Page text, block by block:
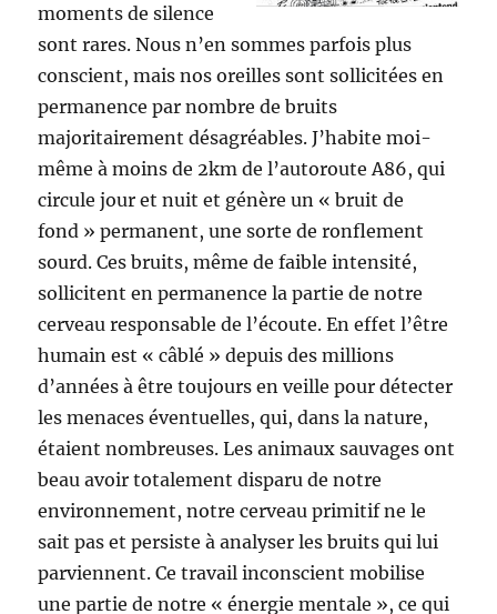
moments de silence
sont rares. Nous n’en sommes parfois plus
conscient, mais nos oreilles sont sollicitées en
permanence par nombre de bruits
majoritairement désagréables. J’habite moi-
même à moins de 2km de l’autoroute A86, qui
circule jour et nuit et génère un « bruit de
fond » permanent, une sorte de ronflement
sourd. Ces bruits, même de faible intensité,
sollicitent en permanence la partie de notre
cerveau responsable de l’écoute. En effet l’être
humain est « câblé » depuis des millions
d’années à être toujours en veille pour détecter
les menaces éventuelles, qui, dans la nature,
étaient nombreuses. Les animaux sauvages ont
beau avoir totalement disparu de notre
environnement, notre cerveau primitif ne le
sait pas et persiste à analyser les bruits qui lui
parviennent. Ce travail inconscient mobilise
une partie de notre « énergie mentale », ce qui